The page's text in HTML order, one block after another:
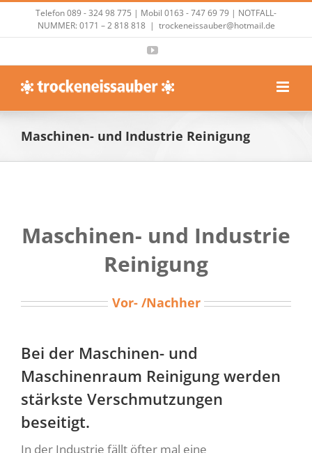
springen
Telefon 089 - 324 98 775 | Mobil 0163 - 747 69 79 | NOTFALL-
NUMMER: 0171 – 2 818 818 | trockeneissauber@hotmail.de
YouTube
Maschinen- und Industrie Reinigung
Maschinen- und Industrie
Reinigung
Vor- /Nachher
Bei der Maschinen- und
Maschinenraum Reinigung werden
stärkste Verschmutzungen
beseitigt.
In der Industrie fällt öfter mal eine